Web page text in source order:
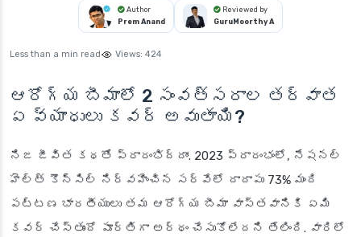
Author
Prem Anand
Reviewed by
GuruMoorthy A
Less than a min read Views: 424
ఆరోగ్య బీమాలో 2 సంవత్సరాల తర్వాత
ఏ వ్యాధులు కవర్ అవుతాయి?
నిజ జీవిత కథతో ప్రారంభిద్దాం. 2023 ప్రారంభంలో, నేషనల్
హెల్త్ కౌన్సిల్ నిర్వహించిన సర్వేలో దాదాపు 73% మంది
పట్టణ భారతీయులు తమ ఆరోగ్య బీమా వాస్తవానికి ఏమి
కవర్ చేస్తుందో పూర్తిగా అర్థం చేసుకోలేదని తేలింది. వారిలో